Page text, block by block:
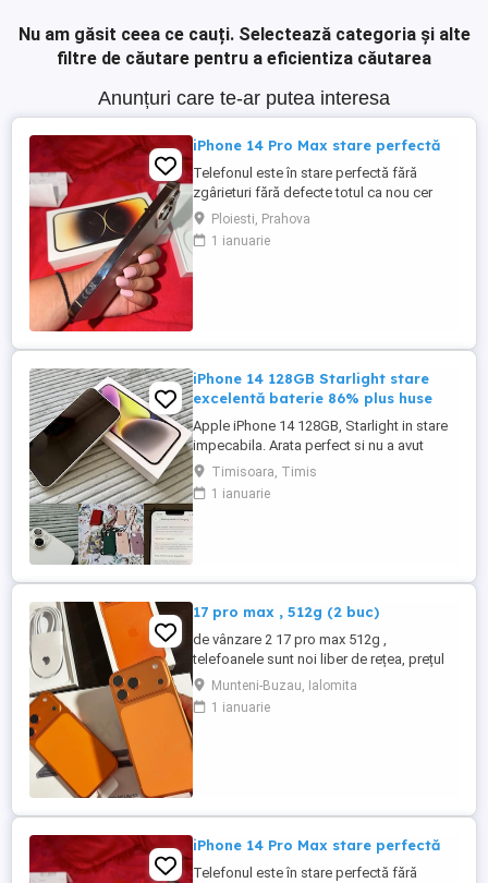
Nu am găsit ceea ce cauți. Selectează categoria și alte
filtre de căutare pentru a eficientiza căutarea
Anunțuri care te-ar putea interesa
iPhone 14 Pro Max stare perfectă
Telefonul este în stare perfectă fără
zgârieturi fără defecte totul ca nou cer
2000 de lei pe el l-am folosit doar eu este
un telefon foarte bun al ofer pentru ca l-
am înlocuit dar este în stare perfectă
Ploiesti, Prahova
1 ianuarie
iPhone 14 128GB Starlight stare
excelentă baterie 86% plus huse
Apple iPhone 14 128GB, Starlight in stare
impecabila. Arata perfect si nu a avut
niciodată probleme. Vine cu cutie si cablu
de încărcare precum si 6 huse de
protecție, doua din ele Styleash Munich cu
Timisoara, Timis
1 ianuarie
17 pro max , 512g (2 buc)
de vânzare 2 17 pro max 512g ,
telefoanele sunt noi liber de rețea, prețul
este de 6500 pe bucată sau 12000
ambele! mulțumesc
Munteni-Buzau, Ialomita
1 ianuarie
iPhone 14 Pro Max stare perfectă
Telefonul este în stare perfectă fără